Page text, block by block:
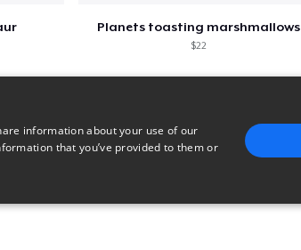
Planets toasting marshmallows
$22
information about your use of our
that you’ve provided to them or